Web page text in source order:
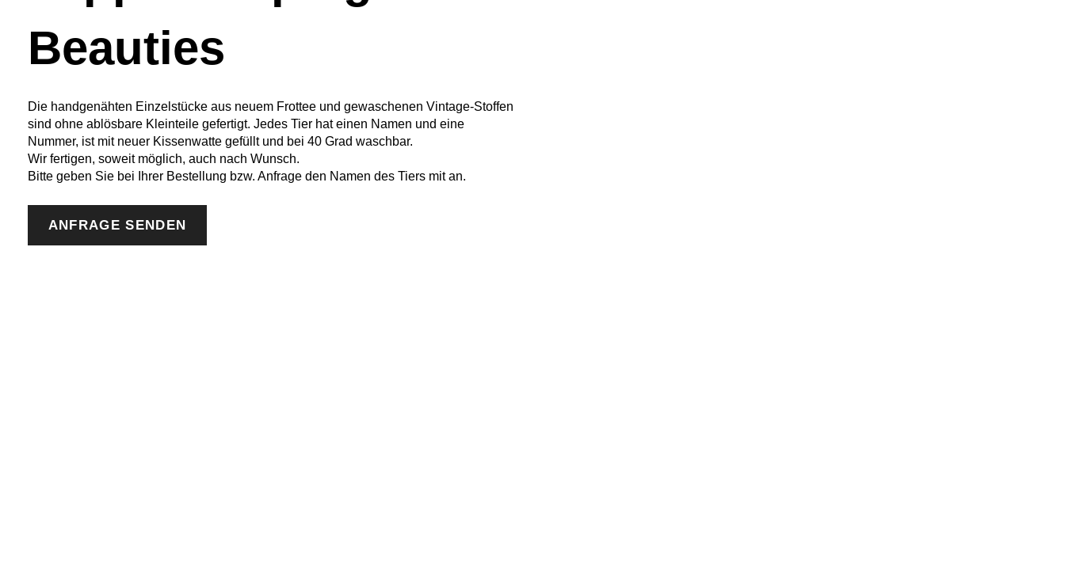
Beauties
Die handgenähten Einzelstücke aus neuem Frottee und gewaschenen Vintage-Stoffen
sind ohne ablösbare Kleinteile gefertigt. Jedes Tier hat einen Namen und eine
Nummer, ist mit neuer Kissenwatte gefüllt und bei 40 Grad waschbar.
Wir fertigen, soweit möglich, auch nach Wunsch.
Bitte geben Sie bei Ihrer Bestellung bzw. Anfrage den Namen des Tiers mit an.
ANFRAGE SENDEN